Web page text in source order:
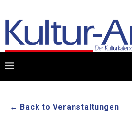
← Back to Veranstaltungen